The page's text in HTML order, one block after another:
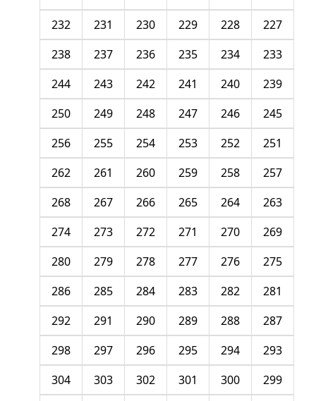
227
228
229
230
231
232
233
234
235
236
237
238
239
240
241
242
243
244
245
246
247
248
249
250
251
252
253
254
255
256
257
258
259
260
261
262
263
264
265
266
267
268
269
270
271
272
273
274
275
276
277
278
279
280
281
282
283
284
285
286
287
288
289
290
291
292
293
294
295
296
297
298
299
300
301
302
303
304